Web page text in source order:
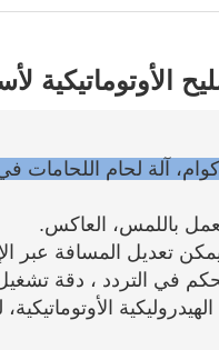
الأوتوماتيكية
آلة لحام اللحامات